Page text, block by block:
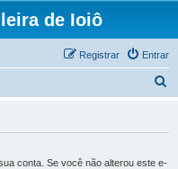
de Ioiô
Entrar
Registrar
conta. Se você não alterou este e-